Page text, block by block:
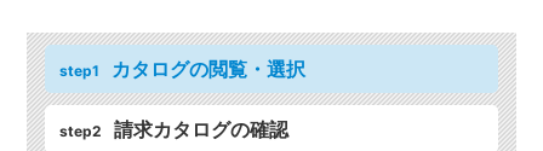
step1 カタログの閲覧・選択
step2 請求カタログの確認